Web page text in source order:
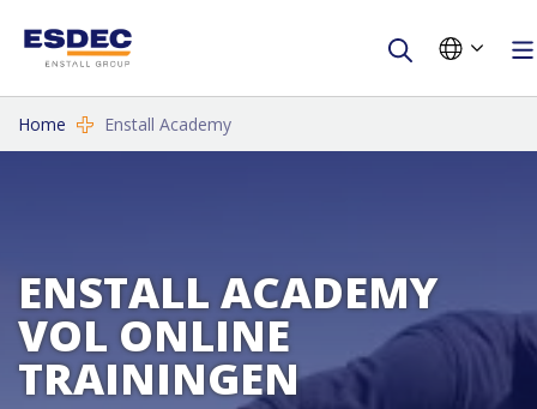
Home Enstall Academy
ENSTALL ACADEMY
VOL ONLINE
TRAININGEN